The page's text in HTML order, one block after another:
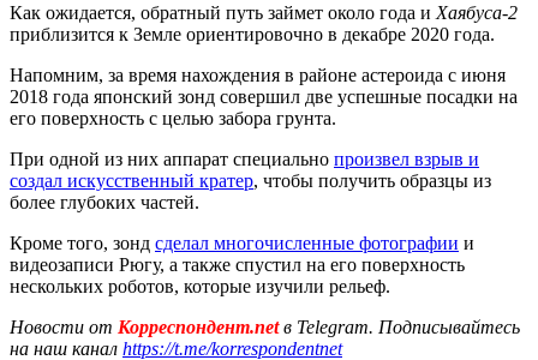
Как ожидается, обратный путь займет около года и Хаябуса-2
приблизится к Земле ориентировочно в декабре 2020 года.
Напомним, за время нахождения в районе астероида с июня
2018 года японский зонд совершил две успешные посадки на
его поверхность с целью забора грунта.
При одной из них аппарат специально произвел взрыв и
создал искусственный кратер, чтобы получить образцы из
более глубоких частей.
Кроме того, зонд сделал многочисленные фотографии и
видеозаписи Рюгу, а также спустил на его поверхность
нескольких роботов, которые изучили рельеф.
Новости от Корреспондент.netв Telegram. Подписывайтесь
на наш канал https://t.me/korrespondentnet